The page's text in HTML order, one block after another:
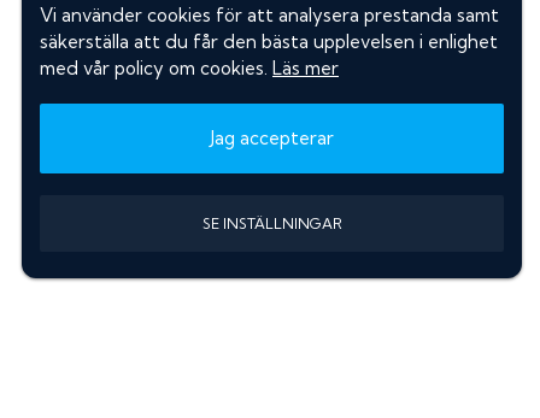
Vi använder cookies för att analysera prestanda samt
säkerställa att du får den bästa upplevelsen i enlighet
med vår policy om cookies. Läs mer
Jag accepterar
SE INSTÄLLNINGAR